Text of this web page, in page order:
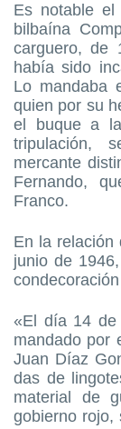
Es notable
bilbaína
carguero, de
había sido
Lo mandaba
quien por su
el buque a
tripulación,
mercante
Fernando,
Franco.
En la relación
junio de
«El día 14 de
mandado por
Juan Díaz
das de
material de
gobierno rojo,